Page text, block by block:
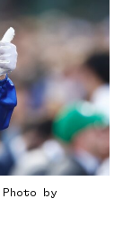
Photo by